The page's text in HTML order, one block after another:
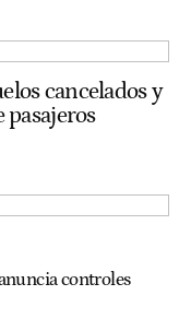
cancelados y
pasajeros
controles